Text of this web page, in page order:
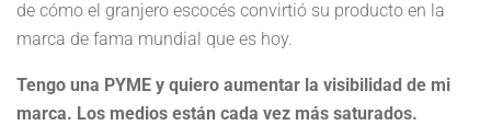
de cómo el granjero escocés convirtió su producto en la
marca de fama mundial que es hoy.
Tengo una PYME y quiero aumentar la visibilidad de mi
marca. Los medios están cada vez más saturados.